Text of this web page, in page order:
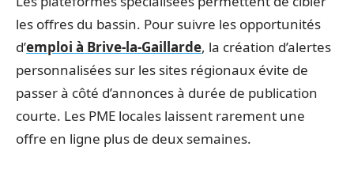
les offres du bassin. Pour suivre les opportunités
d’emploi à Brive-la-Gaillarde, la création d’alertes
personnalisées sur les sites régionaux évite de
passer à côté d’annonces à durée de publication
courte. Les PME locales laissent rarement une
offre en ligne plus de deux semaines.